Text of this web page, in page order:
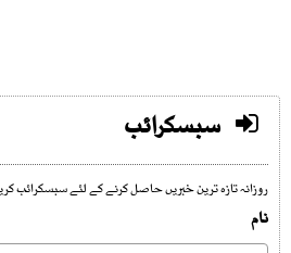
سبسکرائب
روزانہ تازہ ترین خبریں حاصل کرنے کے لئے سبسکرائب
نام